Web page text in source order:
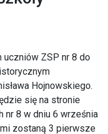
ZSP nr 8 do
Hojnowskiego.
się na stronie
nr 8 w dniu 6 września
zostaną 3 pierwsze